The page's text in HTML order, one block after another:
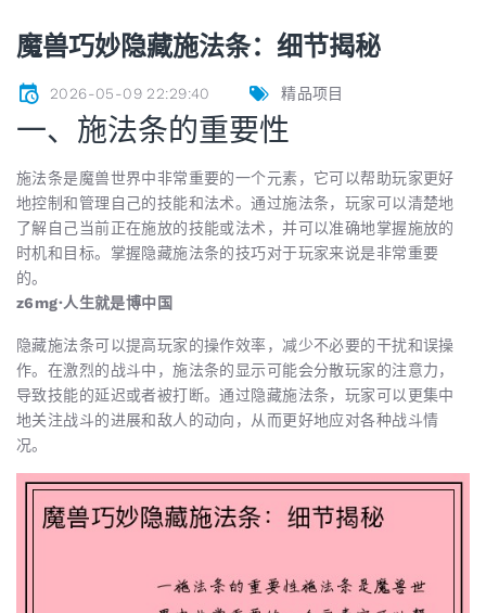
魔兽巧妙隐藏施法条：细节揭秘
2026-05-09 22:29:40 精品项目
一、施法条的重要性
施法条是魔兽世界中非常重要的一个元素，它可以帮助玩家更好
地控制和管理自己的技能和法术。通过施法条，玩家可以清楚地
了解自己当前正在施放的技能或法术，并可以准确地掌握施放的
时机和目标。掌握隐藏施法条的技巧对于玩家来说是非常重要
的。
z6mg·人生就是博中国
隐藏施法条可以提高玩家的操作效率，减少不必要的干扰和误操
作。在激烈的战斗中，施法条的显示可能会分散玩家的注意力，
导致技能的延迟或者被打断。通过隐藏施法条，玩家可以更集中
地关注战斗的进展和敌人的动向，从而更好地应对各种战斗情
况。